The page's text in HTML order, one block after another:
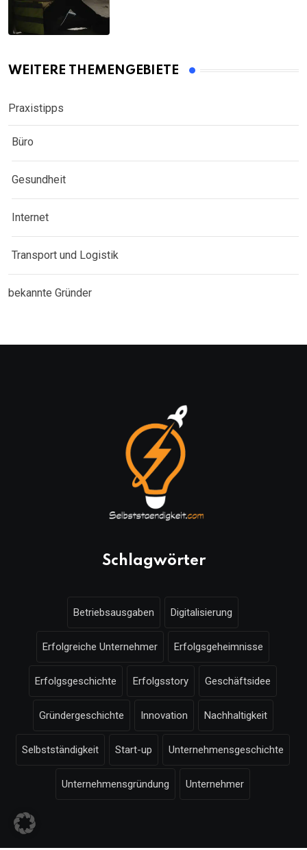
WEITERE THEMENGEBIETE
Praxistipps
Büro
Gesundheit
Internet
Transport und Logistik
bekannte Gründer
Schlagwörter
Betriebsausgaben Digitalisierung
Erfolgreiche Unternehmer Erfolgsgeheimnisse
Erfolgsgeschichte Erfolgsstory Geschäftsidee
Gründergeschichte Innovation Nachhaltigkeit
Selbstständigkeit Start-up Unternehmensgeschichte
Unternehmensgründung Unternehmer